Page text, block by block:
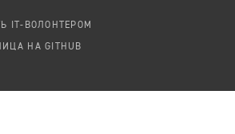
IT-ВОЛОНТЕРОМ
НА GITHUB